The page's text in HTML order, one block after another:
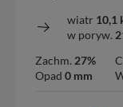
wiatr 10,1
w poryw.
Zachm. 27%
Opad 0 mm